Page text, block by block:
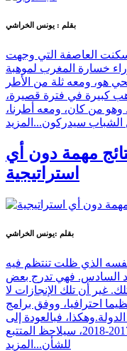
بقلم : يونس الخراشي
سكنت العاصفة التي وجهت
خسارة المغرب لموهبة
هو، ومعه ثلة من الأطر
كبيرة في فترة قصيرة،
من كان، ومعه أطرنا،
سيدركون... المزيد
مهمة دون أي
استراتيجية
بقلم :يونس الخراشي
نفسه الذي ظلت تنتظم فيه
السادس. فهي تدرج بعض
غير أن تلك الإنجازات لا
احترافيا، ووفق برامج
فبالعودة إلى
الموسم الرياضي المنتهي، وهو موسم 2017-2018، سيلاحظ المتتبع
للشأن... المزيد